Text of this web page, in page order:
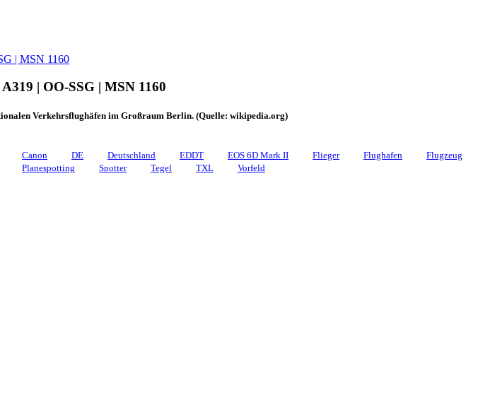
| MSN 1160
| OO-SSG | MSN 1160
Verkehrsflughäfen im Großraum Berlin. (Quelle: wikipedia.org)
Canon DE Deutschland EDDT EOS 6D Mark II Flieger Flughafen
Flugzeug
Planespotting Spotter Tegel TXL Vorfeld